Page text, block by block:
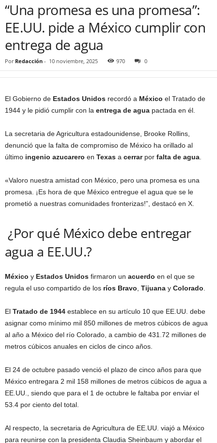
“Una promesa es una promesa”:
EE.UU. pide a México cumplir con
entrega de agua
Por Redacción - 10 noviembre, 2025 970 0
El Gobierno de Estados Unidos recordó a México el Tratado de
1944 y le pidió cumplir con la entrega de agua pactada en él.
La secretaria de Agricultura estadounidense, Brooke Rollins,
denunció que la falta de compromiso de México ha orillado al
último ingenio azucarero en Texas a cerrarpor falta de agua
«Valoro nuestra amistad con México, pero una promesa es una
promesa. ¡Es hora de que México entregue el agua que se le
prometió a nuestras comunidades fronterizas!”, destacó en X.
¿Por qué México debe entregar
agua a EE.UU.?
México y Estados Unidos firmaron un acuerdo en el que se
regula el uso compartido de los ríos Bravo Tijuana y Colorado
El Tratado de 1944 establece en su artículo 10 que EE.UU. debe
asignar como mínimo mil 850 millones de metros cúbicos de agua
al año a México del río Colorado, a cambio de 431.72 millones de
metros cúbicos anuales en ciclos de cinco años.
El 24 de octubre pasado venció el plazo de cinco años para que
México entregara 2 mil 158 millones de metros cúbicos de agua a
EE.UU., siendo que para el 1 de octubre le faltaba por enviar el
53.4 por ciento del total.
Al respecto, la secretaria de Agricultura de EE.UU. viajó a México
para reunirse con la presidenta Claudia Sheinbaum y abordar el